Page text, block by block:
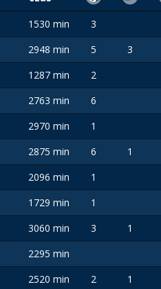
1530 min 3
2948 min 5 3
1287 min 2
2763 min 6
2970 min 1
2875 min 6 1
2096 min 1
1729 min 1
3060 min 3 1
2295 min
2520 min 2 1